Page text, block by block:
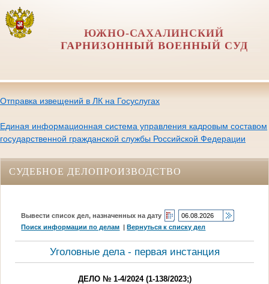
ЮЖНО-САХАЛИНСКИЙ
ГАРНИЗОННЫЙ ВОЕННЫЙ СУД
Отправка извещений в ЛК на Госуслугах
Единая информационная система управления кадровым составом
государственной гражданской службы Российской Федерации
СУДЕБНОЕ ДЕЛОПРОИЗВОДСТВО
Вывести список дел, назначенных на дату
Поиск информации по делам |Вернуться к списку дел
Уголовные дела - первая инстанция
ДЕЛО № 1-4/2024 (1-138/2023;)